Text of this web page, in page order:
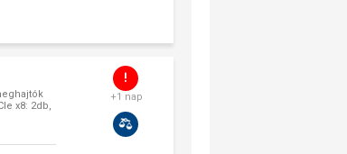
x8: 2db,
+1 nap